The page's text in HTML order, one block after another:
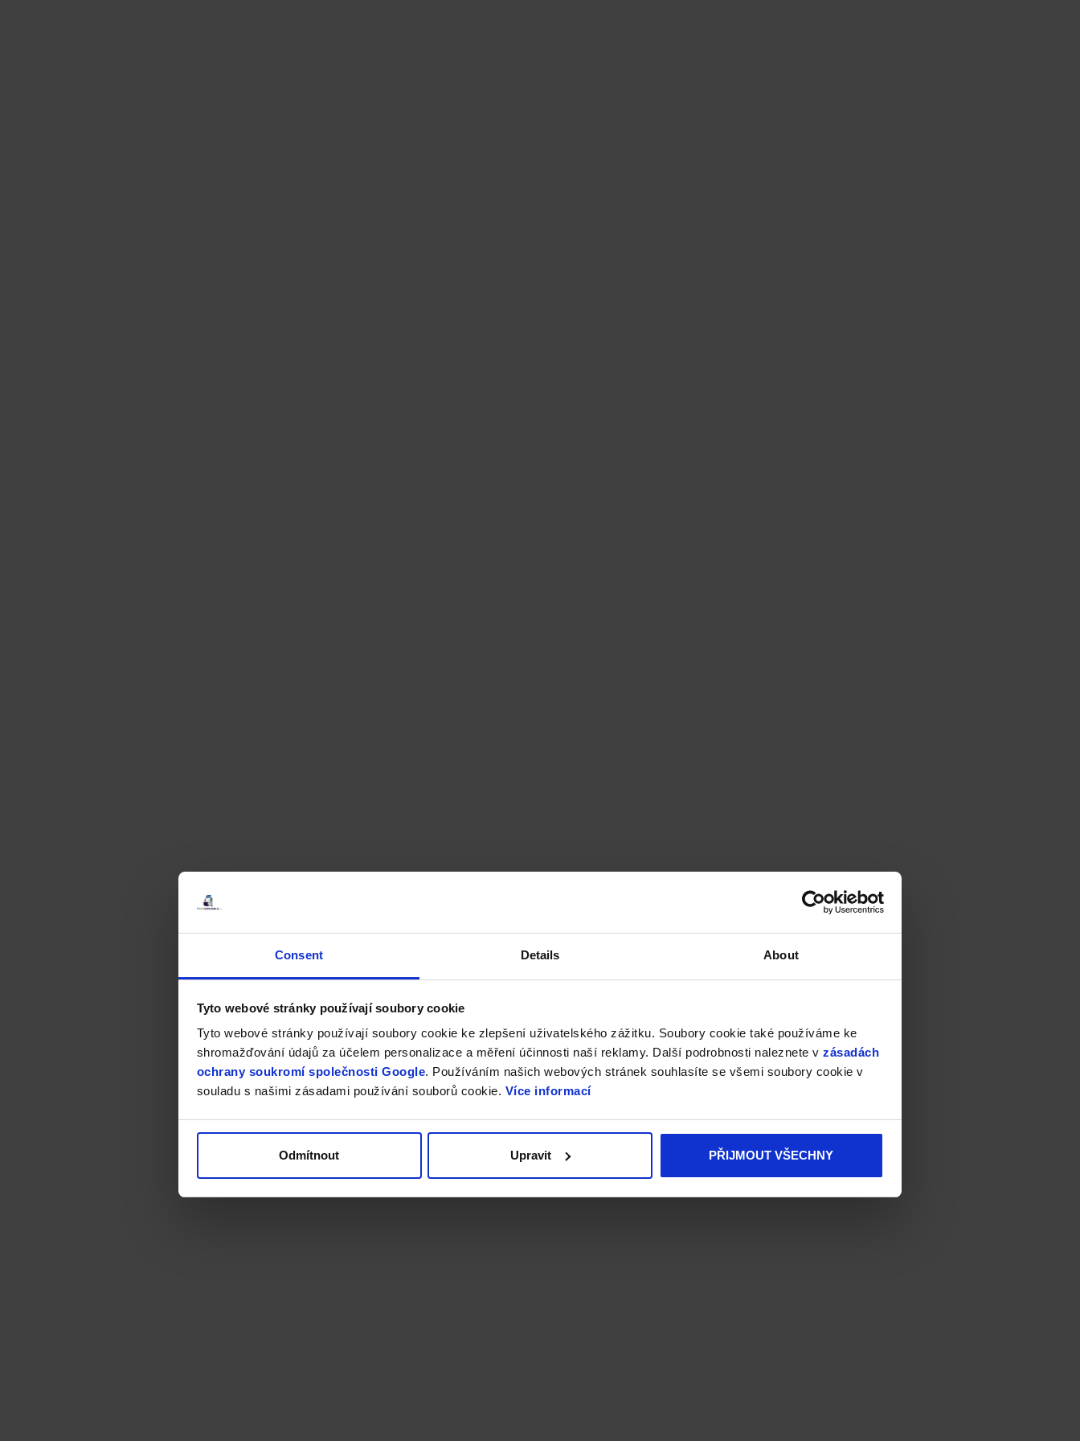
Consent Details About
Tyto webové stránky používají soubory cookie
Tyto webové stránky používají soubory cookie ke zlepšení uživatelského zážitku. Soubory cookie také používáme ke
shromažďování údajů za účelem personalizace a měření účinnosti naší reklamy. Další podrobnosti naleznete v zásadách
ochrany soukromí společnosti Google. Používáním našich webových stránek souhlasíte se všemi soubory cookie v
souladu s našimi zásadami používání souborů cookie. Více informací
Odmítnout Upravit PŘIJMOUT VŠECHNY